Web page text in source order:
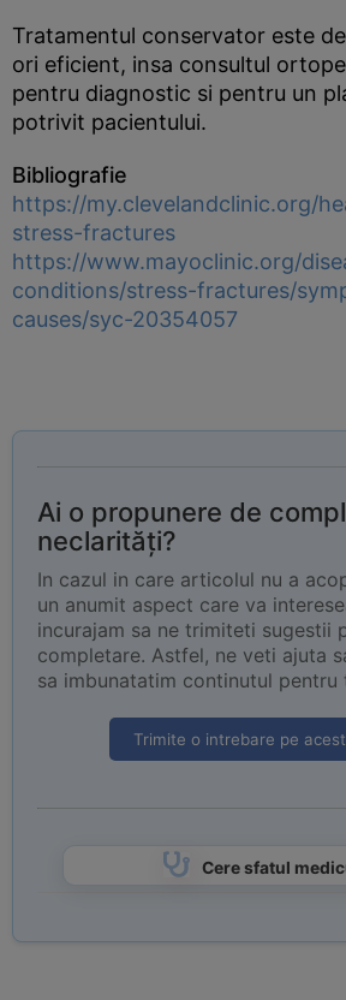
Tratamentul conservator este
ori eficient, insa consultul
pentru diagnostic si pentru un
potrivit pacientului.
Bibliografie
https://my.clevelandclinic.org/
stress-fractures
https://www.mayoclinic.org/
conditions/stress-fractures/
causes/syc-20354057
Ai o propunere de
neclarități?
In cazul in care articolul nu a
un anumit aspect care va
incurajam sa ne trimiteti sugestii
completare. Astfel, ne veti ajuta
sa imbunatatim continutul
Trimite o intrebare pe
Cere sfatul